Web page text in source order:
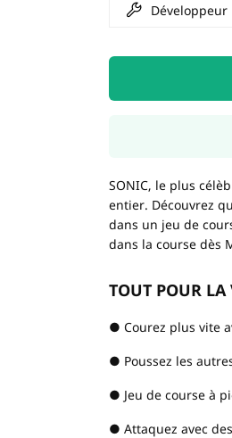
Développeur
SONIC, le plus
entier. Découvrez qui
dans un jeu de
dans la course dès
TOUT POUR LA
● Courez plus vite
● Poussez les
● Jeu de course à
● Attaquez avec